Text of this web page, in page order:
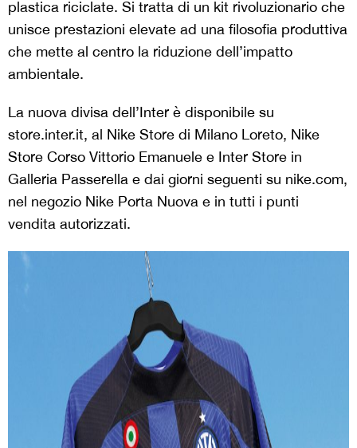
plastica riciclate. Si tratta di un kit rivoluzionario che
unisce prestazioni elevate ad una filosofia produttiva
che mette al centro la riduzione dell’impatto
ambientale.
La nuova divisa dell’Inter è disponibile su
store.inter.it, al Nike Store di Milano Loreto, Nike
Store Corso Vittorio Emanuele e Inter Store in
Galleria Passerella e dai giorni seguenti su nike.com,
nel negozio Nike Porta Nuova e in tutti i punti
vendita autorizzati.